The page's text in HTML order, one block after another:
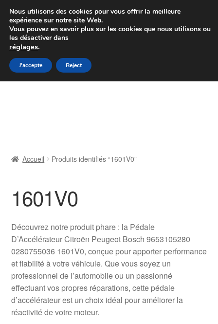
Colissimo livraison à partir de 7 EUR
Du lundi au vendredi de 9 h à 16 h
Aller
à
Aller
au
Livraison
Livraison internationale
Mon compte
Paiements
Panier
Accueil Produits identifiés “1601V0”
1601V0
Découvrez notre produit phare : la Pédale
D’Accélérateur Citroën Peugeot Bosch 9653105280
0280755036 1601V0, conçue pour apporter performance
et fiabilité à votre véhicule. Que vous soyez un
professionnel de l’automobile ou un passionné
effectuant vos propres réparations, cette pédale
d’accélérateur est un choix idéal pour améliorer la
réactivité de votre moteur.
Nous utilisons des cookies pour vous offrir la meilleure
expérience sur notre site Web.
Vous pouvez en savoir plus sur les cookies que nous utilisons ou
les désactiver dans
réglages.
J'accepte Reject